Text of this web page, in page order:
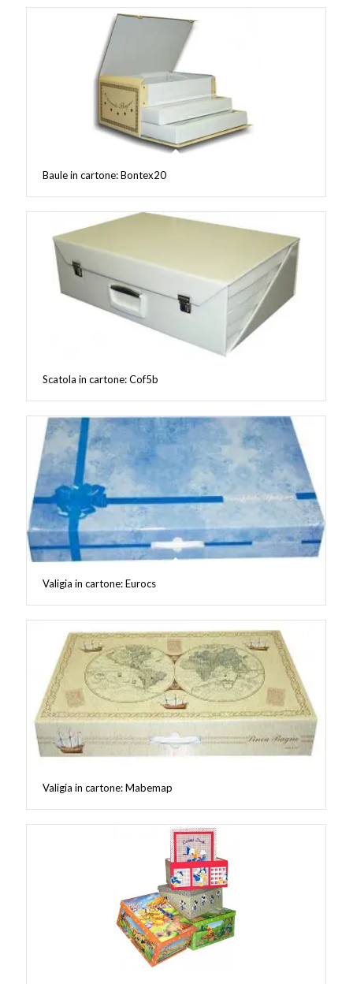
Baule in cartone: Bontex20
Scatola in cartone: Cof5b
Valigia in cartone: Eurocs
Valigia in cartone: Mabemap